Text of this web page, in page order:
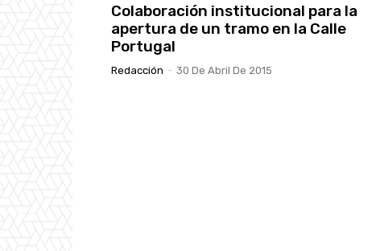
Colaboración institucional para la
apertura de un tramo en la Calle
Portugal
Redacción - 30 De Abril De 2015